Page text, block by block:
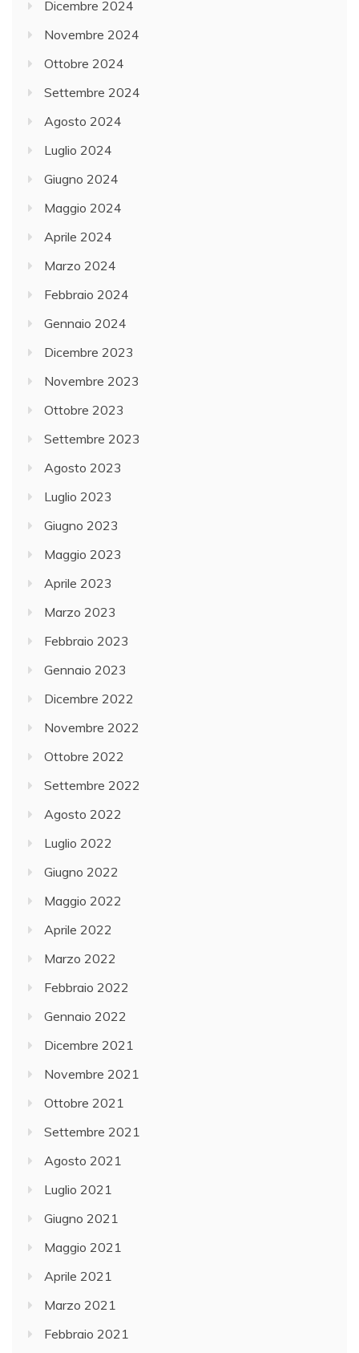
Dicembre 2024
Novembre 2024
Ottobre 2024
Settembre 2024
Agosto 2024
Luglio 2024
Giugno 2024
Maggio 2024
Aprile 2024
Marzo 2024
Febbraio 2024
Gennaio 2024
Dicembre 2023
Novembre 2023
Ottobre 2023
Settembre 2023
Agosto 2023
Luglio 2023
Giugno 2023
Maggio 2023
Aprile 2023
Marzo 2023
Febbraio 2023
Gennaio 2023
Dicembre 2022
Novembre 2022
Ottobre 2022
Settembre 2022
Agosto 2022
Luglio 2022
Giugno 2022
Maggio 2022
Aprile 2022
Marzo 2022
Febbraio 2022
Gennaio 2022
Dicembre 2021
Novembre 2021
Ottobre 2021
Settembre 2021
Agosto 2021
Luglio 2021
Giugno 2021
Maggio 2021
Aprile 2021
Marzo 2021
Febbraio 2021